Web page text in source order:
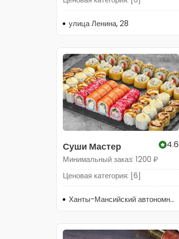
улица Ленина, 28
Суши Мастер 4.6
Минимальный заказ: 1200 ₽
Ценовая категория: [6]
Ханты-Мансийский автономный округ, Нягань, 4-й микрорайон, 15к1